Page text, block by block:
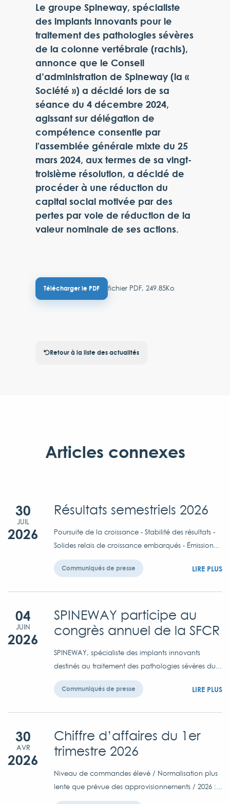
Le groupe Spineway, spécialiste
des implants innovants pour le
traitement des pathologies sévères
de la colonne vertébrale (rachis),
annonce que le Conseil
d’administration de Spineway (la «
Société ») a décidé lors de sa
séance du 4 décembre 2024,
agissant sur délégation de
compétence consentie par
l'assemblée générale mixte du 25
mars 2024, aux termes de sa vingt-
troisième résolution, a décidé de
procéder à une réduction du
capital social motivée par des
pertes par voie de réduction de la
valeur nominale de ses actions.
Télécharger le PDF fichier PDF, 249.85Ko
Retour à la liste des actualités
Articles connexes
30
JUIL
2026
Résultats semestriels 2026
Poursuite de la croissance - Stabilité des résultats -
Solides relais de croissance embarqués - Émission...
Communiqués de presse LIRE PLUS
04
JUIN
2026
SPINEWAY participe au
congrès annuel de la SFCR
SPINEWAY, spécialiste des implants innovants
destinés au traitement des pathologies sévères du...
Communiqués de presse LIRE PLUS
30
AVR
2026
Chiffre d’affaires du 1er
trimestre 2026
Niveau de commandes élevé / Normalisation plus
lente que prévue des approvisionnements / 2026 :...